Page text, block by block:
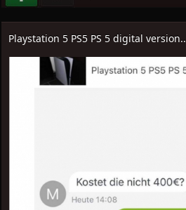
Playstation 5 PS5 PS 5 digital version..